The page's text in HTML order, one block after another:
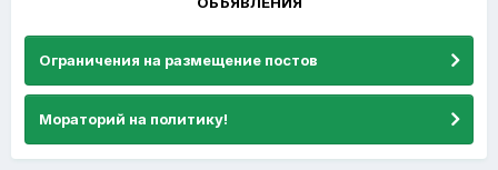
Ограничения на размещение постов
Мораторий на политику!